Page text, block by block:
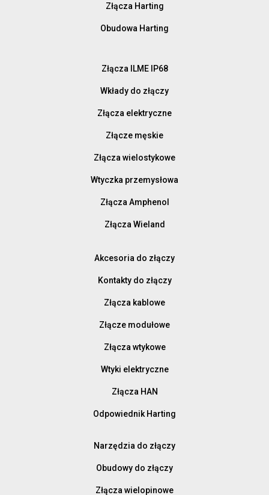
Złącza Harting
Obudowa Harting
Złącza ILME IP68
Wkłady do złączy
Złącza elektryczne
Złącze męskie
Złącza wielostykowe
Wtyczka przemysłowa
Złącza Amphenol
Złącza Wieland
Akcesoria do złączy
Kontakty do złączy
Złącza kablowe
Złącze modułowe
Złącza wtykowe
Wtyki elektryczne
Złącza HAN
Odpowiednik Harting
Narzędzia do złączy
Obudowy do złączy
Złącza wielopinowe